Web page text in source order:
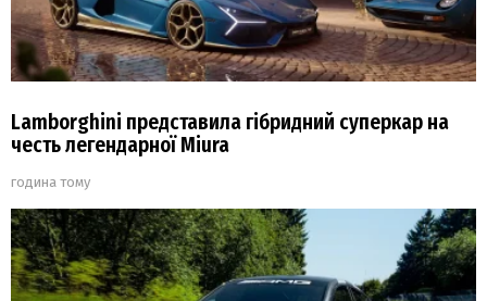
Lamborghini представила гібридний суперкар на
честь легендарної Miura
година тому